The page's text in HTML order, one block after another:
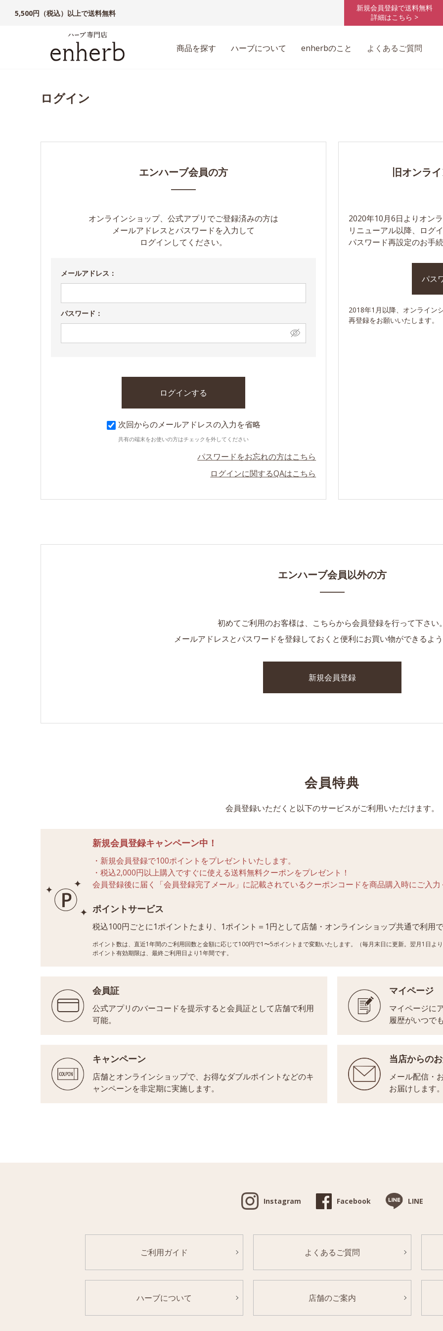
5,500円（税込）以上で送料無料
新規会員登録で送料無料
詳細はこちら >
商品を探す ハーブについて enherbのこと よくあるご質問
ログイン
エンハーブ会員の方
オンラインショップ、公式アプリでご登録済みの方は
メールアドレスとパスワードを入力して
ログインしてください。
メールアドレス：
パスワード：
次回からのメールアドレスの入力を省略
共有の端末をお使いの方はチェックを外してください
パスワードをお忘れの方はこちら
ログインに関するQAはこちら
エンハーブ会員以外の方
初めてご利用のお客様は、こちらから会員登録を行って下さい。
メールアドレスとパスワードを登録しておくと便利にお買い物ができるよう
旧オンラ
2020年10月6日よりオン
リニューアル以降、ログ
パスワード再設定のお手
2018年1月以降、オンライン
再登録をお願いいたします。
会員特典
会員登録いただくと以下のサービスがご利用いただけます。
新規会員登録キャンペーン中！
・新規会員登録で100ポイントをプレゼントいたします。
・税込2,000円以上購入ですぐに使える送料無料クーポンをプレゼント！
会員登録後に届く「会員登録完了メール」に記載されているクーポンコードを商品購入時にご入力
ポイントサービス
税込100円ごとに1ポイントたまり、1ポイント＝1円として店舗・オンラインショップ共通で利用で
ポイント数は、直近1年間のご利用回数と金額に応じて100円で1〜5ポイントまで変動いたします。（毎月末日に更新。翌月1日より
ポイント有効期限は、最終ご利用日より1年間です。
会員証
公式アプリのバーコードを提示すると会員証として店舗で利用
可能。
マイページ
マイページに
履歴がいつで
キャンペーン
店舗とオンラインショップで、お得なダブルポイントなどのキ
ャンペーンを非定期に実施します。
当店からの
メール配信・
お届けします。
Instagram Facebook LINE
ご利用ガイド よくあるご質問
ハーブについて 店舗のご案内